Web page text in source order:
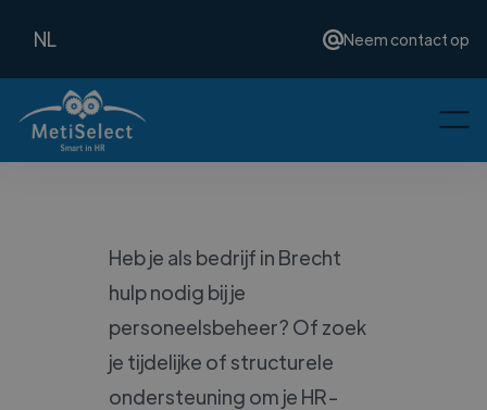
NL Neem contact op
Heb je als bedrijf in Brecht
hulp nodig bij je
personeelsbeheer? Of zoek
je tijdelijke of structurele
ondersteuning om je HR-